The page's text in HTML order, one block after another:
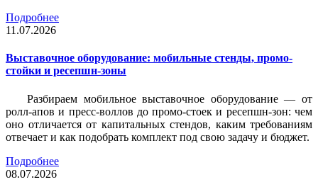
Подробнее
11.07.2026
Выставочное оборудование: мобильные стенды, промо-
стойки и ресепшн-зоны
Разбираем мобильное выставочное оборудование — от
ролл-апов и пресс-воллов до промо-стоек и ресепшн-зон: чем
оно отличается от капитальных стендов, каким требованиям
отвечает и как подобрать комплект под свою задачу и бюджет.
Подробнее
08.07.2026